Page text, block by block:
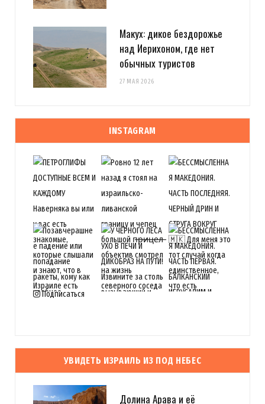
Макух: дикое бездорожье
над Иерихоном, где нет
обычных туристов
27 МАЯ 2026
INSTAGRAM
Подписаться
УВИДЕТЬ ИЗРАИЛЬ ИЗ ПОД НЕБЕС
Долина Арава и её